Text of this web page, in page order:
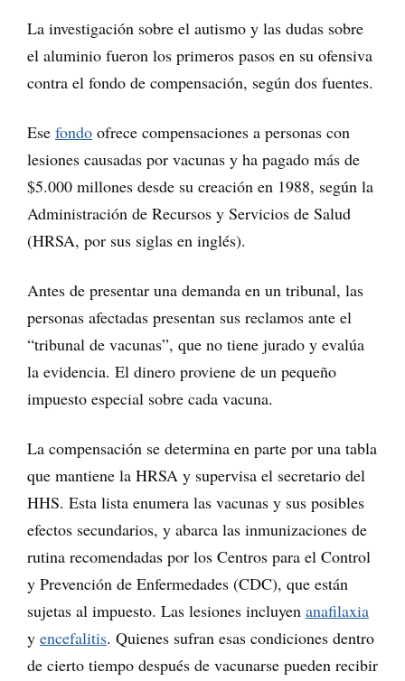
La investigación sobre el autismo y las dudas sobre
el aluminio fueron los primeros pasos en su ofensiva
contra el fondo de compensación, según dos fuentes.
Ese fondo ofrece compensaciones a personas con
lesiones causadas por vacunas y ha pagado más de
$5.000 millones desde su creación en 1988, según la
Administración de Recursos y Servicios de Salud
(HRSA, por sus siglas en inglés).
Antes de presentar una demanda en un tribunal, las
personas afectadas presentan sus reclamos ante el
“tribunal de vacunas”, que no tiene jurado y evalúa
la evidencia. El dinero proviene de un pequeño
impuesto especial sobre cada vacuna.
La compensación se determina en parte por una tabla
que mantiene la HRSA y supervisa el secretario del
HHS. Esta lista enumera las vacunas y sus posibles
efectos secundarios, y abarca las inmunizaciones de
rutina recomendadas por los Centros para el Control
y Prevención de Enfermedades (CDC), que están
sujetas al impuesto. Las lesiones incluyen anafilaxia
y encefalitis. Quienes sufran esas condiciones dentro
de cierto tiempo después de vacunarse pueden recibir